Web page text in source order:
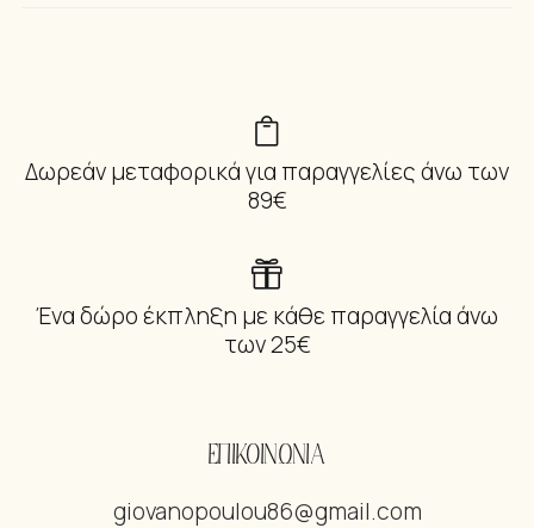
Δωρεάν μεταφορικά για παραγγελίες άνω των
89€
Ένα δώρο έκπληξη με κάθε παραγγελία άνω
των 25€
ΕΠΙΚΟΙΝΩΝΙΑ
giovanopoulou86@gmail.com